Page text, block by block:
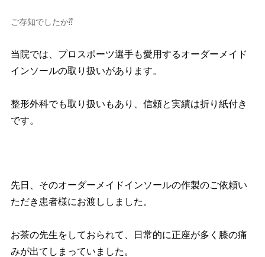
ご存知でしたか⁇
当院では、プロスポーツ選手も愛用するオーダーメイド
インソールの取り扱いがあります。
整形外科でも取り扱いもあり、信頼と実績は折り紙付き
です。
先日、そのオーダーメイドインソールの作製のご依頼い
ただき患者様にお渡ししました。
お茶の先生をしておられて、日常的に正座が多く膝の痛
みが出てしまっていました。